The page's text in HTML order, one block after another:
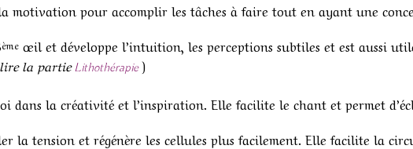
motivation pour accomplir les tâches à faire tout en ayant une
ème œil et développe l’intuition, les perceptions subtiles et est aussi
la partieLithothérapie)
dans la créativité et l’inspiration. Elle facilite le chant et permet
la tension et régénère les cellules plus facilement. Elle facilite la